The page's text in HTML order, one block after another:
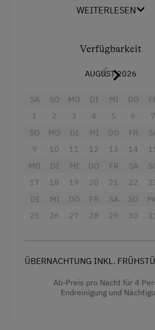
Backofen
Wasserkocher
Getränkeerwerb im Haus
Küche
Küchenausstattung
WEITERLESEN
Verfügbarkeit
AUGUST 2026
SA
1
SO
2
MO
3
DI
4
MI
5
DO
6
7
SO
9
MO
10
DI
11
MI
12
DO
13
FR
14
MO
17
DI
18
MI
19
DO
20
FR
21
SA
22
DI
25
MI
26
DO
27
FR
28
SA
29
SO
30
ÜBERNACHTUNG INKL.
Ab-Preis pro Nacht für 4
Endreinigung und